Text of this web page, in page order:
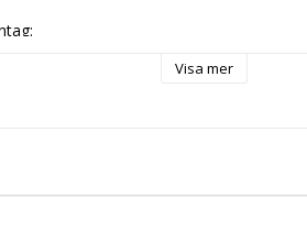
L. rhamnosus, L. helveticus, B.
Visa mer